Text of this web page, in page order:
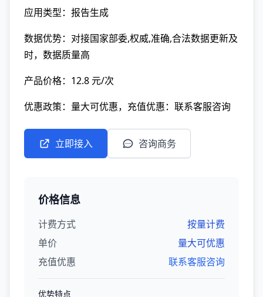
应用类型：报告生成
数据优势：对接国家部委,权威,准确,合法数据更新及
时，数据质量高
产品价格：12.8 元/次
优惠政策：量大可优惠，充值优惠：联系客服咨询
立即接入 咨询商务
价格信息
计费方式
按量计费
单价
量大可优惠
充值优惠
联系客服咨询
优势特点